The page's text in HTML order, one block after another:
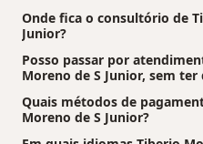
Onde fica o consultório de
Junior?
Posso passar por
Moreno de S Junior, sem
Quais métodos de
Moreno de S Junior?